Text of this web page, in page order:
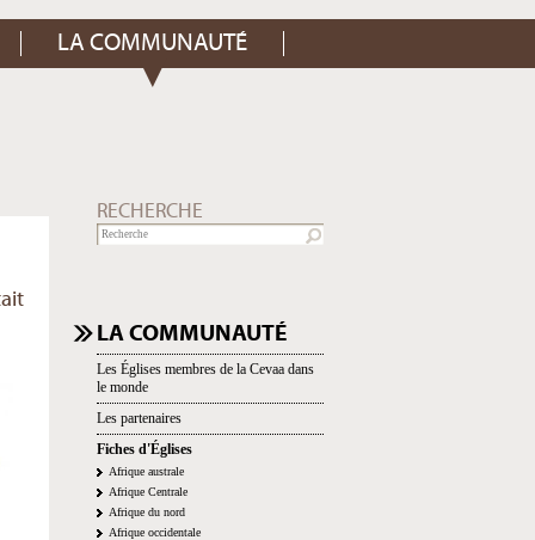
LA COMMUNAUTÉ
RECHERCHE
NAVIGATION
LA COMMUNAUTÉ
Les Églises membres de la Cevaa dans
le monde
Les partenaires
Fiches d'Églises
Afrique australe
Afrique Centrale
Afrique du nord
Afrique occidentale